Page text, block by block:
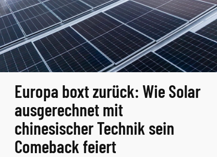
Europa boxt zurück: Wie Solar
ausgerechnet mit
chinesischer Technik sein
Comeback feiert